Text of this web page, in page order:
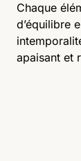
Chaque
d’équilibre
apaisant et